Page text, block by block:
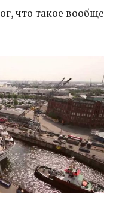
что такое вообще